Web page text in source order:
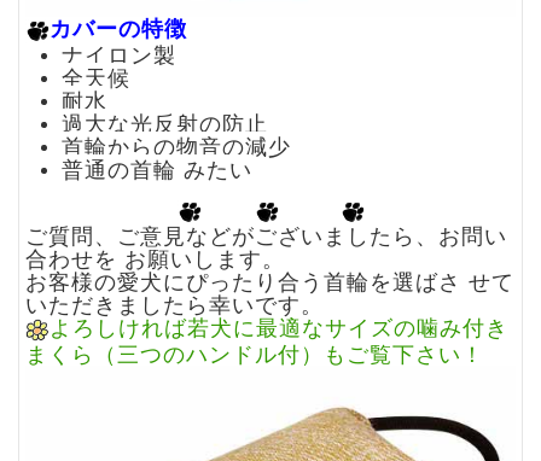
カバーの特徴
ナイロン製
全天候
耐水
過大な光反射の防止
首輪からの物音の減少
普通の首輪 みたい
ご質問、ご意見などがございましたら、 お問い
合わせを お願いします。
お客様の愛犬にぴったり合う首輪を選ばさ せて
いただきましたら幸いです。
よろしければ若犬に最適なサイズの噛み付き
まくら（三つのハンドル付）もご覧下さい！